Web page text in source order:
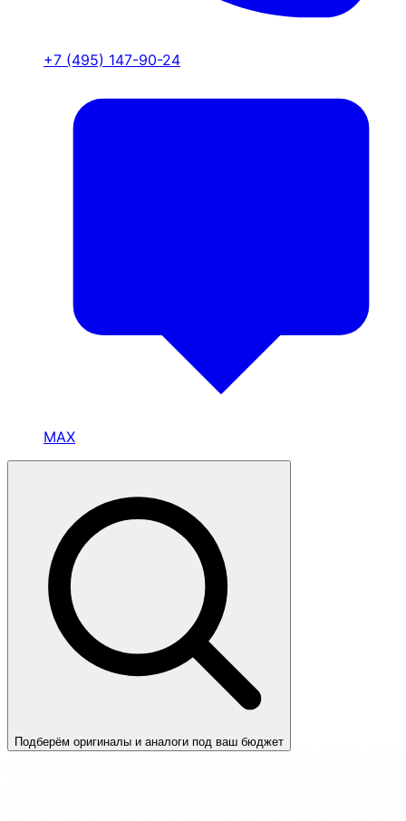
+7 (495) 147-90-24
MAX
Подберём оригиналы и аналоги под ваш бюджет